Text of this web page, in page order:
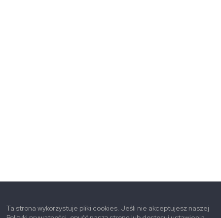
Ta strona wykorzystuje pliki cookies. Jeśli nie akceptujesz naszej